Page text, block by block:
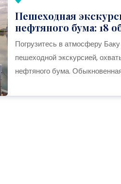
Пешеходная
нефтяного бума: 18
Погрузитесь в атмосферу
пешеходной экскурсией,
нефтяного бума.